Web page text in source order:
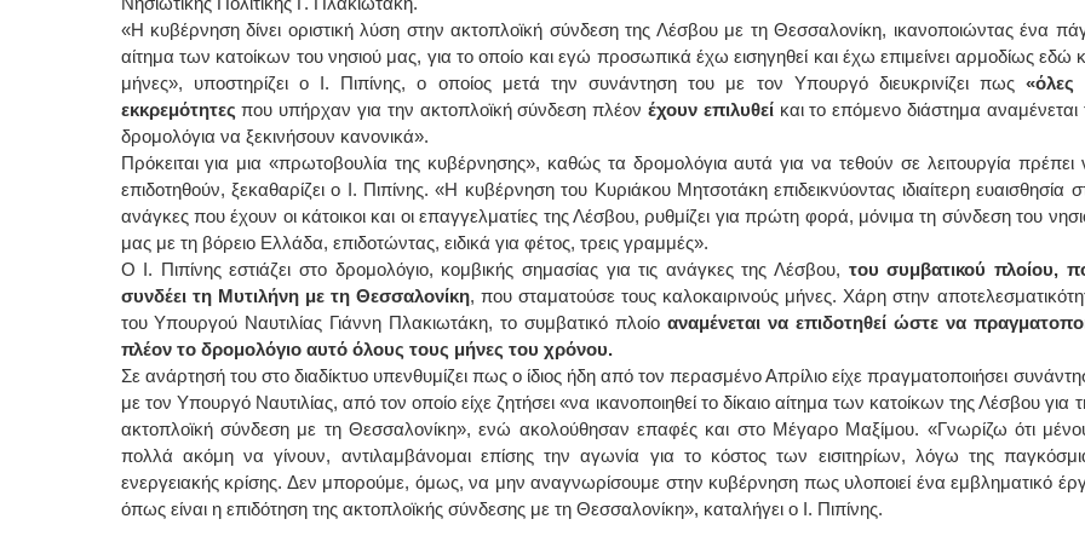
«Η κυβέρνηση δίνει οριστική λύση στην ακτοπλοϊκή σύνδεση της Λέσβου με τη Θεσσαλονίκη, ικανοποιώντας ένα
αίτημα των κατοίκων του νησιού μας, για το οποίο και εγώ προσωπικά έχω εισηγηθεί και έχω επιμείνει αρμοδίως εδώ
μήνες», υποστηρίζει ο Ι. Πιπίνης, ο οποίος μετά την συνάντηση του με τον Υπουργό διευκρινίζει πως«όλες
εκκρεμότητες που υπήρχαν για την ακτοπλοϊκή σύνδεση πλέον έχουν επιλυθείκαι το επόμενο διάστημα αναμένεται
δρομολόγια να ξεκινήσουν κανονικά».
Πρόκειται για μια «πρωτοβουλία της κυβέρνησης», καθώς τα δρομολόγια αυτά για να τεθούν σε λειτουργία πρέπει
επιδοτηθούν, ξεκαθαρίζει ο Ι. Πιπίνης. «Η κυβέρνηση του Κυριάκου Μητσοτάκη επιδεικνύοντας ιδιαίτερη ευαισθησία
ανάγκες που έχουν οι κάτοικοι και οι επαγγελματίες της Λέσβου, ρυθμίζει για πρώτη φορά, μόνιμα τη σύνδεση του
μας με τη βόρειο Ελλάδα, επιδοτώντας, ειδικά για φέτος, τρεις γραμμές».
Ο Ι. Πιπίνης εστιάζει στο δρομολόγιο, κομβικής σημασίας για τις ανάγκες της Λέσβου, του συμβατικού πλοίου,
συνδέει τη Μυτιλήνη με τη Θεσσαλονίκη, που σταματούσε τους καλοκαιρινούς μήνες. Χάρη στην
του Υπουργού Ναυτιλίας Γιάννη Πλακιωτάκη, το συμβατικό πλοίο αναμένεται να επιδοτηθεί ώστε να
πλέον το δρομολόγιο αυτό όλους τους μήνες του χρόνου.
Σε ανάρτησή του στο διαδίκτυο υπενθυμίζει πως ο ίδιος ήδη από τον περασμένο Απρίλιο είχε πραγματοποιήσει
με τον Υπουργό Ναυτιλίας, από τον οποίο είχε ζητήσει «να ικανοποιηθεί το δίκαιο αίτημα των κατοίκων της Λέσβου για
ακτοπλοϊκή σύνδεση με τη Θεσσαλονίκη», ενώ ακολούθησαν επαφές και στο Μέγαρο Μαξίμου. «Γνωρίζω ότι
πολλά ακόμη να γίνουν, αντιλαμβάνομαι επίσης την αγωνία για το κόστος των εισιτηρίων, λόγω της
ενεργειακής κρίσης. Δεν μπορούμε, όμως, να μην αναγνωρίσουμε στην κυβέρνηση πως υλοποιεί ένα εμβληματικό
όπως είναι η επιδότηση της ακτοπλοϊκής σύνδεσης με τη Θεσσαλονίκη», καταλήγει ο Ι. Πιπίνης.
ΙΩΑΝΝΗΣ Α. ΜΑΛΛΙΑΣ
ΧΕΙΡΟΥΡΓΟΣ
ΟΦΘΑΛΜΙΑΤΡΟΣ
Καλλιπόλεως 3,Νέα Σμύρνη,
Καβέτσου 10, Μυτιλήνη, τηλ:
2251038065
Χειρουργός Ωτορινολαρυγγολόγος
Έλενα Μπούμπα
Στρατιωτικός Ιατρός
Πάρνηθας 95-97 Αχαρναί
2102467085 & 6938502258
email- elenboumpa@gmail.com